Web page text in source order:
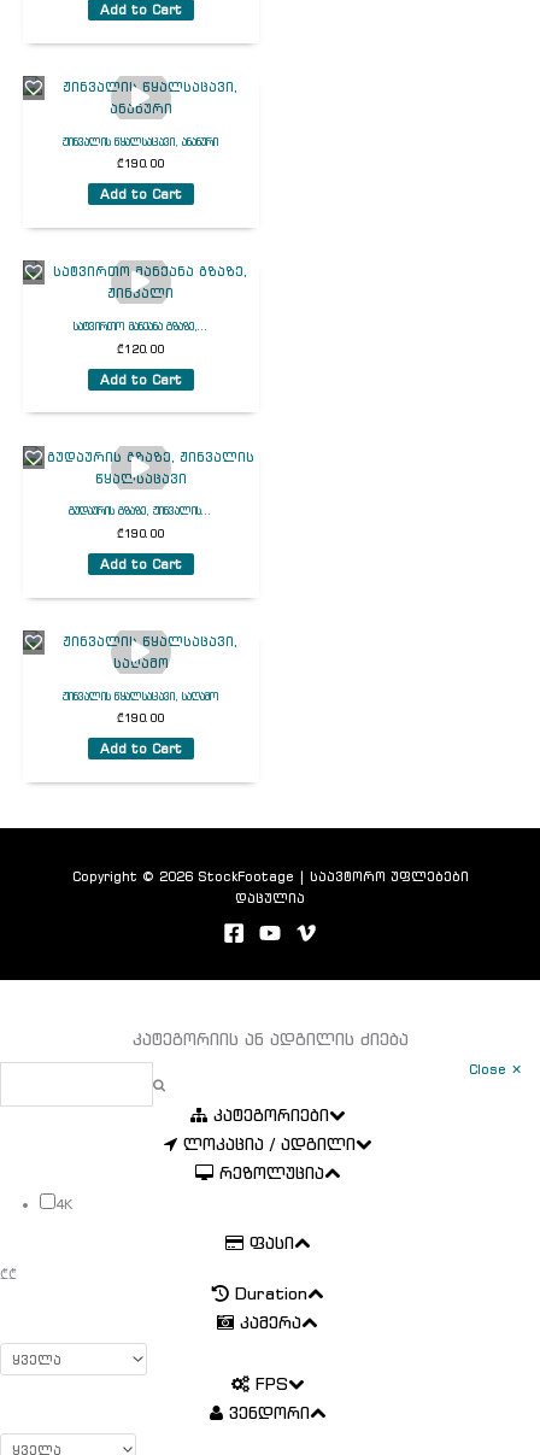
Add to Cart
ჟინვალის წყალსაცავი, ანანური
₾190.00
Add to Cart
სატვირთო მანქანა გზაზე,...
₾120.00
Add to Cart
გუდაურის გზაზე, ჟინვალის...
₾190.00
Add to Cart
ჟინვალის წყალსაცავი, საღამო
₾190.00
Add to Cart
Copyright © 2026 StockFootage | საავტორო უფლებები
დაცულია
Close ✕
კატეგორიის ან ადგილის ძიება
კატეგორიები
ლოკაცია / ადგილი
რეზოლუცია
4K
ფასი
₾₾
Duration
კამერა
FPS
ვენდორი